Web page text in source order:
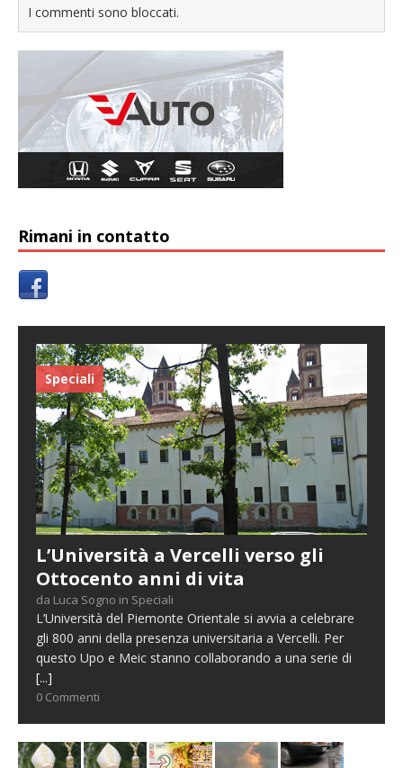
I commenti sono bloccati.
Rimani in contatto
Speciali
L’Università a Vercelli verso gli
Ottocento anni di vita
da Luca Sogno in Speciali
L’Università del Piemonte Orientale si avvia a celebrare
gli 800 anni della presenza universitaria a Vercelli. Per
questo Upo e Meic stanno collaborando a una serie di
[...]
0 Commenti